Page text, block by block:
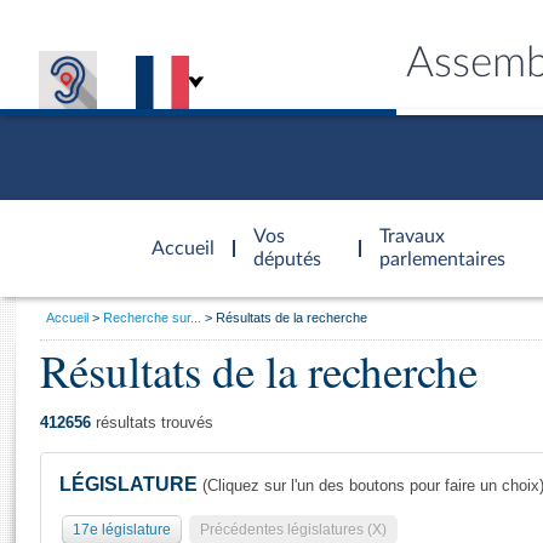
Accueil
d'accueil
Vos
députés
Travaux
parlementaires
Général
Vous
Accueil Recherche sur... Résultats de la recherche
Résultats de la recherche
412656 résultats trouvés
LÉGISLATURE (Cliquez sur l'un des boutons pour faire un choix)
17e législature Précédentes législatures (X)